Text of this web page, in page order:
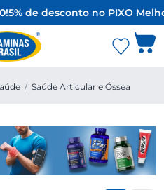
5% de desconto no PIXO
/ Saúde Articular e Óssea